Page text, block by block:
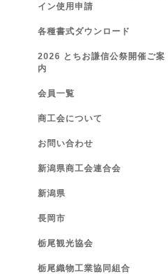
イン使用申請
各種書式ダウンロード
2026 とちお謙信公祭開催ご案
内
会員一覧
商工会について
お問い合わせ
新潟県商工会連合会
新潟県
長岡市
栃尾観光協会
栃尾織物工業協同組合